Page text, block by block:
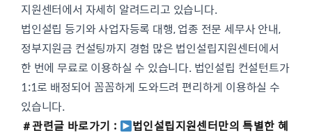
지원센터에서 자세히 알려드리고 있습니다.
법인설립 등기와 사업자등록 대행, 업종 전문 세무사 안내,
정부지원금 컨설팅까지 경험 많은 법인설립지원센터에서
한 번에 무료로 이용하실 수 있습니다. 법인설립 컨설턴트가
1:1로 배정되어 꼼꼼하게 도와드려 편리하게 이용하실 수
있습니다.
＃관련글 바로가기 :
법인설립지원센터만의 특별한 혜